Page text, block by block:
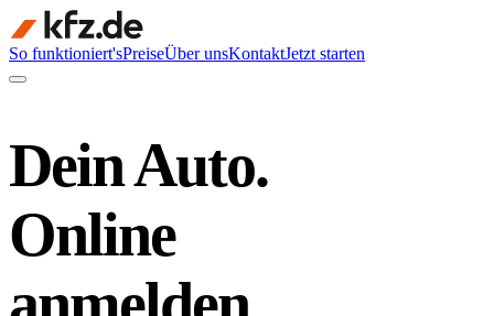
So funktioniert'sPreiseÜber unsKontaktJetzt starten
Dein Auto.
Online